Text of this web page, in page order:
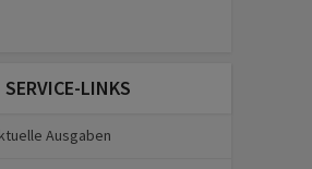
SERVICE-LINKS
Ausgaben